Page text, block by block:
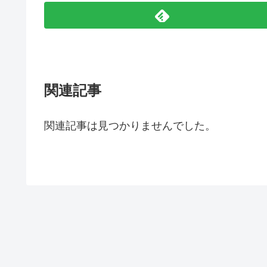
関連記事
関連記事は見つかりませんでした。